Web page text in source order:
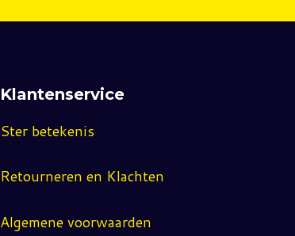
Klantenservice
Ster betekenis
Retourneren en Klachten
Algemene voorwaarden